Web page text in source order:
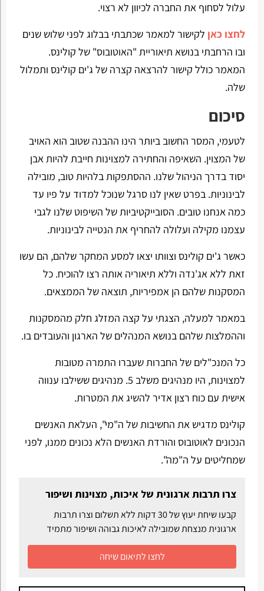
עלול לסחוף את החברה לכיוון לא רצוי.
לחצו כאן לקישור למאמר שכתבתי בבלוג לפני שלוש שנים
ובו הרחבתי בנושא תיאוריית "האוטובוס" של קולינס.
המאמר כולל קישור להרצאה קצרה של ג'ים קולינס ותמלול
שלה.
סיכום
לטעמי, המסר החשוב ביותר הינו ההבנה שטוב הוא האויב
של המצוין. השאיפה והחתירה למצוינות חייבת להיות אבן
יסוד בדרך הניהול שלנו. ההסתפקות בלהיות טוב, מובילה
לבינוניות. בפרט שאין לנו סרגל שנוכל למדוד על פיו עד
כמה אנחנו טובים. הסובייקטיביות של השיפוט שלנו לגבי
עצמנו מקילה ועלולה להחריף את הנטייה לבינוניות.
כאשר ג'ים קולינס וצוותו יצאו למסע המחקר שלהם, הם עשו
זאת ללא אג'נדה וללא תיאוריה אותה רצו להוכיח. כל
המסקנות שלהם הן אמפיריות, תוצאה של הממצאים.
במאמר למעלה, הצגתי על קצה המזלג חלק מהמסקנות
וההמלצות שלהם בנושא המנהלים של הארגון והעובדים בו.
כל המנכ"לים של החברות שעברו התמרה מטובות
למצוינות, היו מנהיגים משלב 5. מנהיגים ששילבו ענווה
אישית עם כוח רצון אדיר להשיג את המטרות.
קולינס מדגיש את החשיבות של ה"מי", העלאת האנשים
הנכונים לאוטובוס והורדת האנשים הלא נכונים ממנו, לפני
שמחליטים על ה"מה".
צרו תרבות ארגונית של איכות, מצוינות ושיפור
קבעו שיחת יעוץ של 30 דקות ללא תשלום וצרו תרבות
ארגונית מנצחת שמובילה לאיכות גבוהה ושיפור מתמיד
לחצו לתיאום שיחה